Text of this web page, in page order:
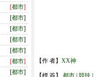
[都市]
[都市]
[都市]
[都市]
[都市]
[都市]
[都市]
【作 者】 XX神
【標 簽】 都市 競技